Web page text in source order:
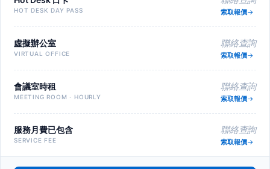
HOT DESK DAY PASS 索取報價
虛擬辦公室
VIRTUAL OFFICE
聯絡查詢
索取報價
會議室時租
MEETING ROOM · HOURLY
聯絡查詢
索取報價
服務月費已包含
SERVICE FEE
聯絡查詢
索取報價